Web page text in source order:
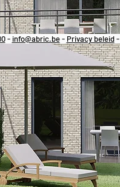
- info@abric.be- Privacy beleid-